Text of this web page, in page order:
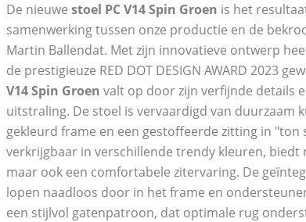
De nieuwe stoel PC V14 Spin Groen is het
samenwerking tussen onze productie en de
Martin Ballendat. Met zijn innovatieve ontwerp
de prestigieuze RED DOT DESIGN AWARD 2023
V14 Spin Groen valt op door zijn verfijnde details
uitstraling. De stoel is vervaardigd van duurzaam
gekleurd frame en een gestoffeerde zitting in "ton
verkrijgbaar in verschillende trendy kleuren, biedt
maar ook een comfortabele zitervaring. De
lopen naadloos door in het frame en
een stijlvol gatenpatroon, dat optimale rug